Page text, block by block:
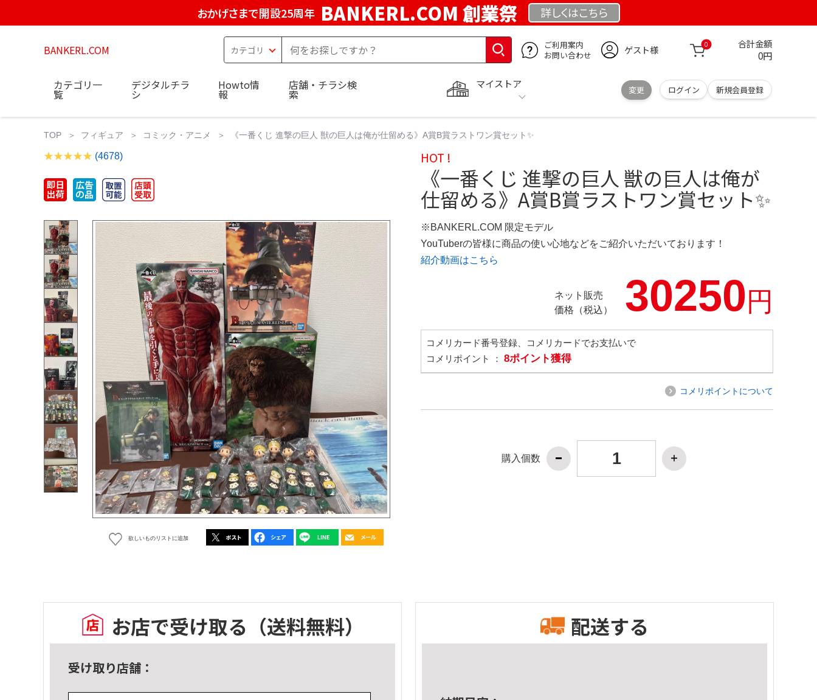
おかげさまで開設25周年 BANKERL.COM 創業祭 詳しくはこちら
BANKERL.COM
ご利用案内
お問い合わせ
ゲスト様 0 合計金額
0円
マイストア
変更 ログイン 新規会員登録
カテゴリ一
覧
デジタルチラ
シ
Howto情
報
店舗・チラシ検
索
TOP フィギュア コミック・アニメ 《一番くじ 進撃の巨人 獣の巨人は俺が仕留める》A賞B賞ラストワン賞セット✨
(4678)
欲しいものリストに追加
HOT !
《一番くじ 進撃の巨人 獣の巨人は俺が
仕留める》A賞B賞ラストワン賞セット✨
※BANKERL.COM 限定モデル
YouTuberの皆様に商品の使い心地などをご紹介いただいております！
紹介動画はこちら
ネット販売
価格（税込）
30250円
コメリカード番号登録、コメリカードでお支払いで
コメリポイント ： 8ポイント獲得
コメリポイントについて
購入個数
お店で受け取る （送料無料）
受け取り店舗：
配送する